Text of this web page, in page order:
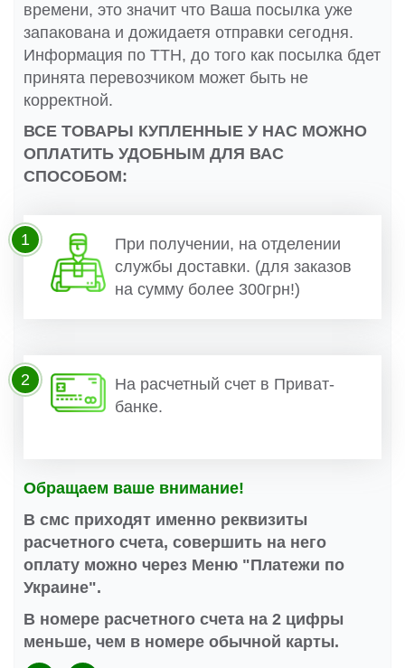
времени, это значит что Ваша посылка уже
запакована и дожидаетя отправки сегодня.
Информация по ТТН, до того как посылка бдет
принята перевозчиком может быть не
корректной.
ВСЕ ТОВАРЫ КУПЛЕННЫЕ У НАС МОЖНО
ОПЛАТИТЬ УДОБНЫМ ДЛЯ ВАС
СПОСОБОМ:
При получении, на отделении
службы доставки. (для заказов
на сумму более 300грн!)
1
На расчетный счет в Приват-
банке.
2
Обращаем ваше внимание!
В смс приходят именно реквизиты
расчетного счета, совершить на него
оплату можно через Меню "Платежи по
Украине".
В номере расчетного счета на 2 цифры
меньше, чем в номере обычной карты.